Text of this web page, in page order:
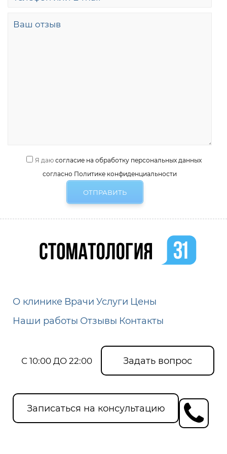
Я даю согласие на обработку персональных данных
согласно Политике конфиденциальности
О клинике Врачи Услуги Цены
Наши работы Отзывы Контакты
С 10:00 ДО 22:00 Задать вопрос
Записаться на консультацию